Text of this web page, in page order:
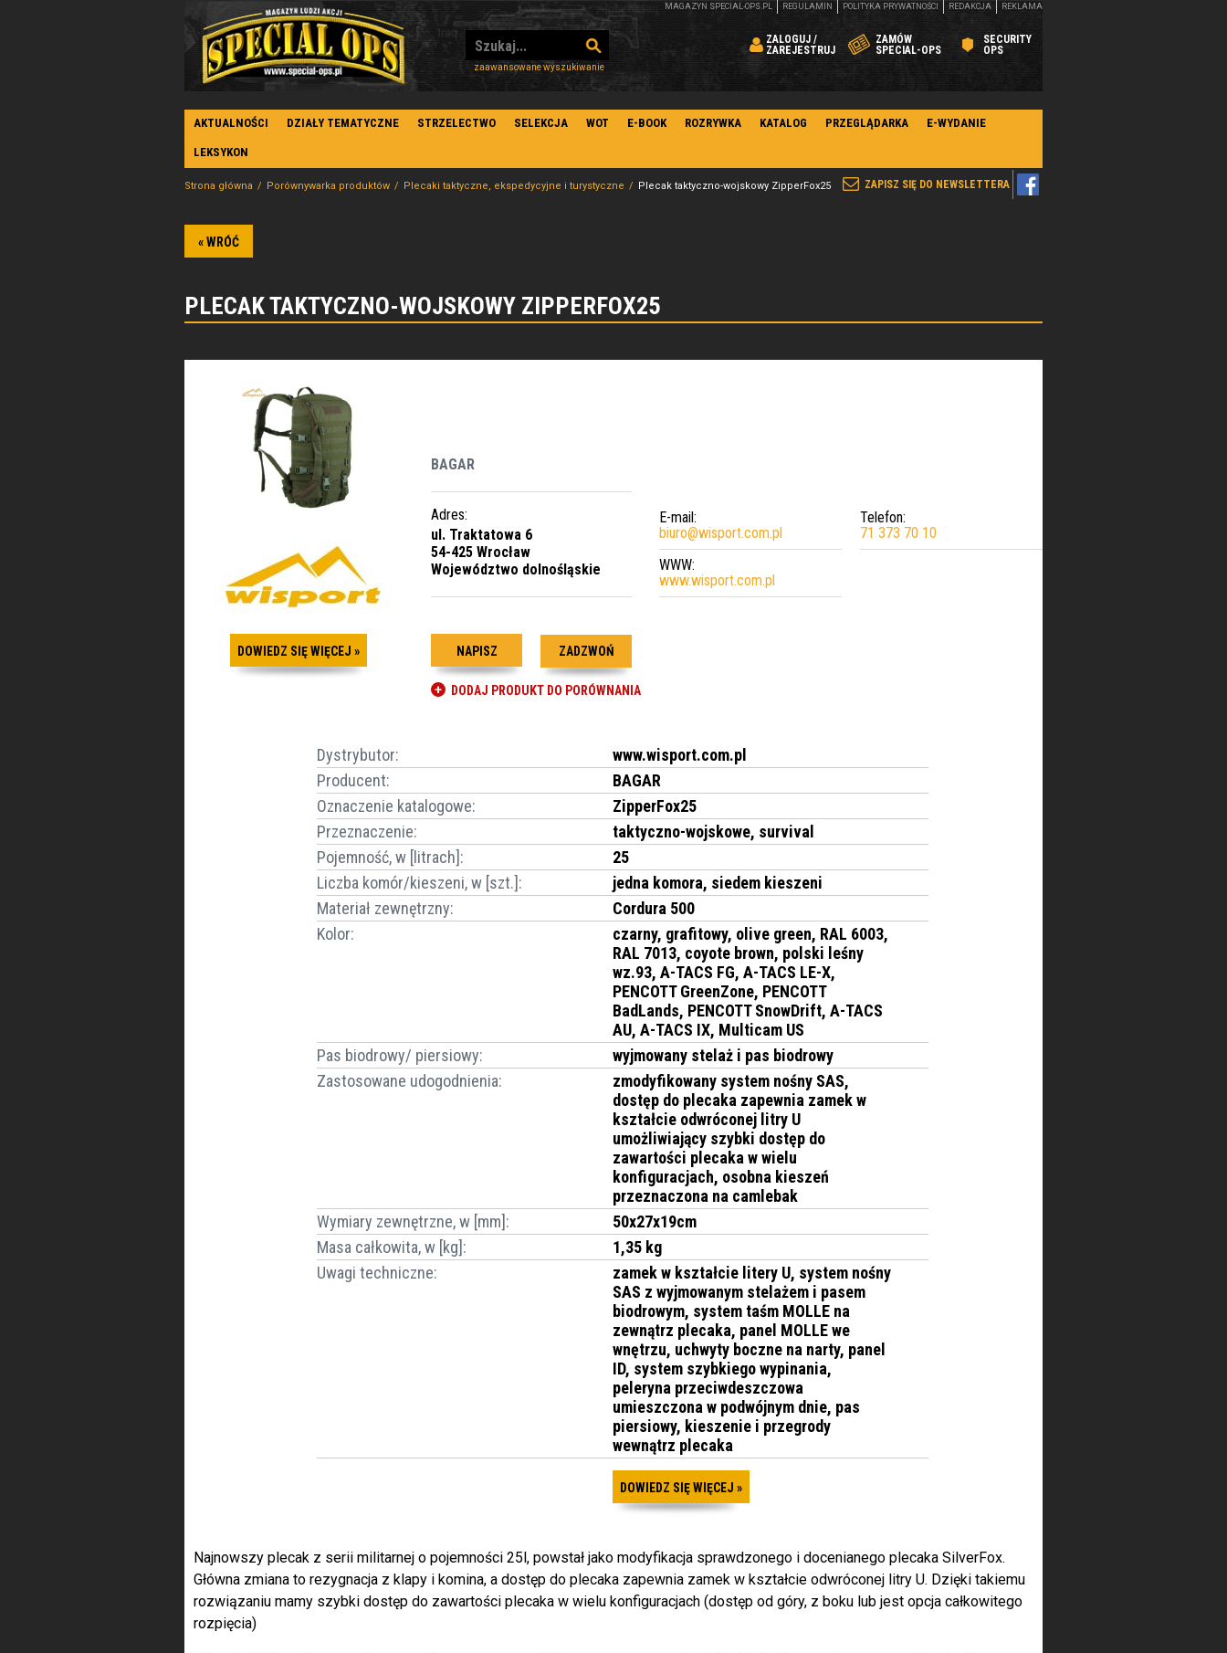
zaawansowane wyszukiwanie
ZALOGUJ /
ZAREJESTRUJ
ZAMÓW
SPECIAL-OPS
SECURITY
OPS
MAGAZYN SPECIAL-OPS.PL REGULAMIN POLITYKA PRYWATNOŚCI REDAKCJA REKLAMA
AKTUALNOŚCI DZIAŁY TEMATYCZNE STRZELECTWO SELEKCJA WOT E-BOOK ROZRYWKA KATALOG PRZEGLĄDARKA E-WYDANIE
LEKSYKON
ZAPISZ SIĘ DO NEWSLETTERA
Strona główna Porównywarka produktów Plecaki taktyczne, ekspedycyjne i turystyczne Plecak taktyczno-wojskowy ZipperFox25
« WRÓĆ
PLECAK TAKTYCZNO-WOJSKOWY ZIPPERFOX25
DOWIEDZ SIĘ WIĘCEJ »
BAGAR
Adres:
ul. Traktatowa 6
54-425 Wrocław
Województwo dolnośląskie
ZADZWOŃ
DODAJ PRODUKT DO PORÓWNANIA
E-mail:
biuro@wisport.com.pl
Telefon:
71 373 70 10
WWW:
www.wisport.com.pl
Dystrybutor:
www.wisport.com.pl
Producent:
BAGAR
Oznaczenie katalogowe:
ZipperFox25
Przeznaczenie:
taktyczno-wojskowe, survival
Pojemność, w [litrach]:
25
Liczba komór/kieszeni, w [szt.]:
jedna komora, siedem kieszeni
Materiał zewnętrzny:
Cordura 500
Kolor:
czarny, grafitowy, olive green, RAL 6003,
RAL 7013, coyote brown, polski leśny
wz.93, A-TACS FG, A-TACS LE-X,
PENCOTT GreenZone, PENCOTT
BadLands, PENCOTT SnowDrift, A-TACS
AU, A-TACS IX, Multicam US
Pas biodrowy/ piersiowy:
wyjmowany stelaż i pas biodrowy
Zastosowane udogodnienia:
zmodyfikowany system nośny SAS,
dostęp do plecaka zapewnia zamek w
kształcie odwróconej litry U
umożliwiający szybki dostęp do
zawartości plecaka w wielu
konfiguracjach, osobna kieszeń
przeznaczona na camlebak
Wymiary zewnętrzne, w [mm]:
50x27x19cm
Masa całkowita, w [kg]:
1,35 kg
Uwagi techniczne:
zamek w kształcie litery U, system nośny
SAS z wyjmowanym stelażem i pasem
biodrowym, system taśm MOLLE na
zewnątrz plecaka, panel MOLLE we
wnętrzu, uchwyty boczne na narty, panel
ID, system szybkiego wypinania,
peleryna przeciwdeszczowa
umieszczona w podwójnym dnie, pas
piersiowy, kieszenie i przegrody
wewnątrz plecaka
DOWIEDZ SIĘ WIĘCEJ »
Najnowszy plecak z serii militarnej o pojemności 25l, powstał jako modyfikacja sprawdzonego i docenianego plecaka SilverFox.
Główna zmiana to rezygnacja z klapy i komina, a dostęp do plecaka zapewnia zamek w kształcie odwróconej litry U. Dzięki takiemu
rozwiązaniu mamy szybki dostęp do zawartości plecaka w wielu konfiguracjach (dostęp od góry, z boku lub jest opcja całkowitego
rozpięcia)